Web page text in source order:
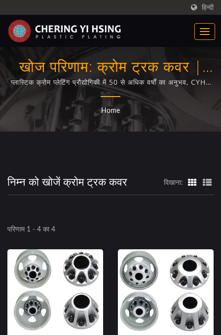
हिन्दी
खोज परिणाम: क्रोम ट्रक कवर |
CYH
प्लास्टिक क्रोम प्लेटिंग प्रौद्योगिकी में 50 से अधिक वर्षों का अनुभव, CYH।
विभिन्न ऑटो पार्ट्स (ट्रक कवर, ट्रक सेंटर कप्स, ट्रक व्हील सिम्युलेटर्स,
ट्रक ग्रिल्स) के लिए उज्ज्वल, सैटिन, त्रिवेंट, <br /> प्लास्टिक क्रोम
प्लेटिंग सहित पेशेवर प्लास्टिक क्रोम प्लेटिंग सेवाएं।
Home
निम्न को खोजें क्रोम ट्रक कवर दिखाना:
परिणाम 1 - 4 का 4